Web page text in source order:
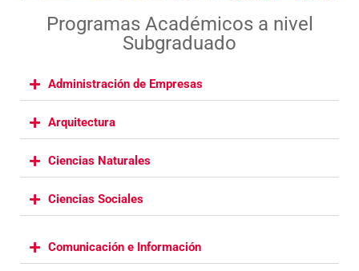
Programas Académicos a nivel
Subgraduado
Administración de Empresas
Arquitectura
Ciencias Naturales
Ciencias Sociales
Comunicación e Información